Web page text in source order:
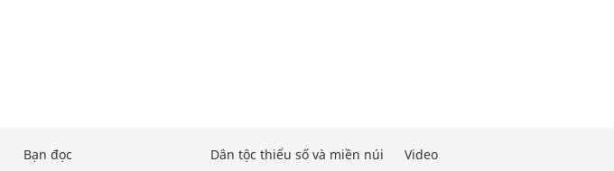
Bạn đọc Dân tộc thiểu số và miền núi Video